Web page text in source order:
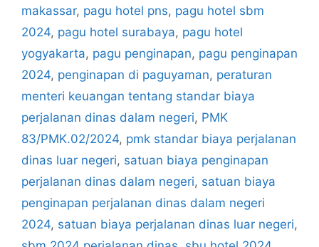
makassar, pagu hotel pns, pagu hotel sbm
2024, pagu hotel surabaya, pagu hotel
yogyakarta, pagu penginapan, pagu penginapan
2024, penginapan di paguyaman, peraturan
menteri keuangan tentang standar biaya
perjalanan dinas dalam negeri, PMK
83/PMK.02/2024, pmk standar biaya perjalanan
dinas luar negeri, satuan biaya penginapan
perjalanan dinas dalam negeri, satuan biaya
penginapan perjalanan dinas dalam negeri
2024, satuan biaya perjalanan dinas luar negeri,